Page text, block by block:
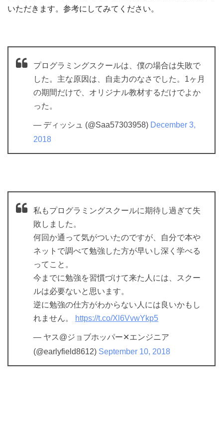
いただきます。参考にしてみてください。
プログラミングスクールは、僕の場合は失敗で
した。主な原因は、自走力のなさでした。1ヶ月
の期間だけで、オリジナル教材するだけでよか
った。
— ディッシュ (@Saa57303958) December 3,
2018
私もプログラミングスクールに期待し過ぎて失
敗しました。
何回か通って気がついたのですが、自分で本や
ネットで調べて勉強した方が早いし深く学べる
ってこと。
今までに勉強を習慣づけて来た人には、スクー
ルは必要ないと思います。
逆に勉強の仕方がわからない人には良いかもし
れません。
https://t.co/Xl6VvwYkp5
— ヤス@ジョブホッパー✕エンジニア
(@earlyfield8612) September 10, 2018